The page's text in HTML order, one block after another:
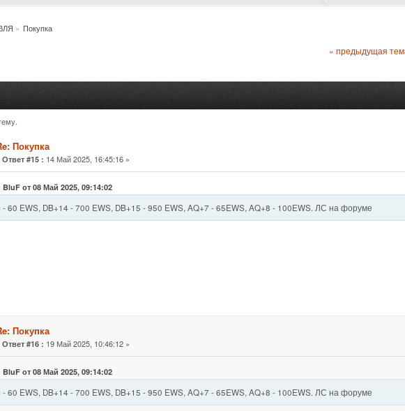
» Покупка
« предыдущая
Покупка
Ответ #15 : 14 Май 2025, 16:45:16 »
BluF от 08 Май 2025, 09:14:02
60 EWS, DB+14 - 700 EWS, DB+15 - 950 EWS, AQ+7 - 65EWS, AQ+8 - 100EWS. ЛС на форуме
Покупка
Ответ #16 : 19 Май 2025, 10:46:12 »
BluF от 08 Май 2025, 09:14:02
60 EWS, DB+14 - 700 EWS, DB+15 - 950 EWS, AQ+7 - 65EWS, AQ+8 - 100EWS. ЛС на форуме